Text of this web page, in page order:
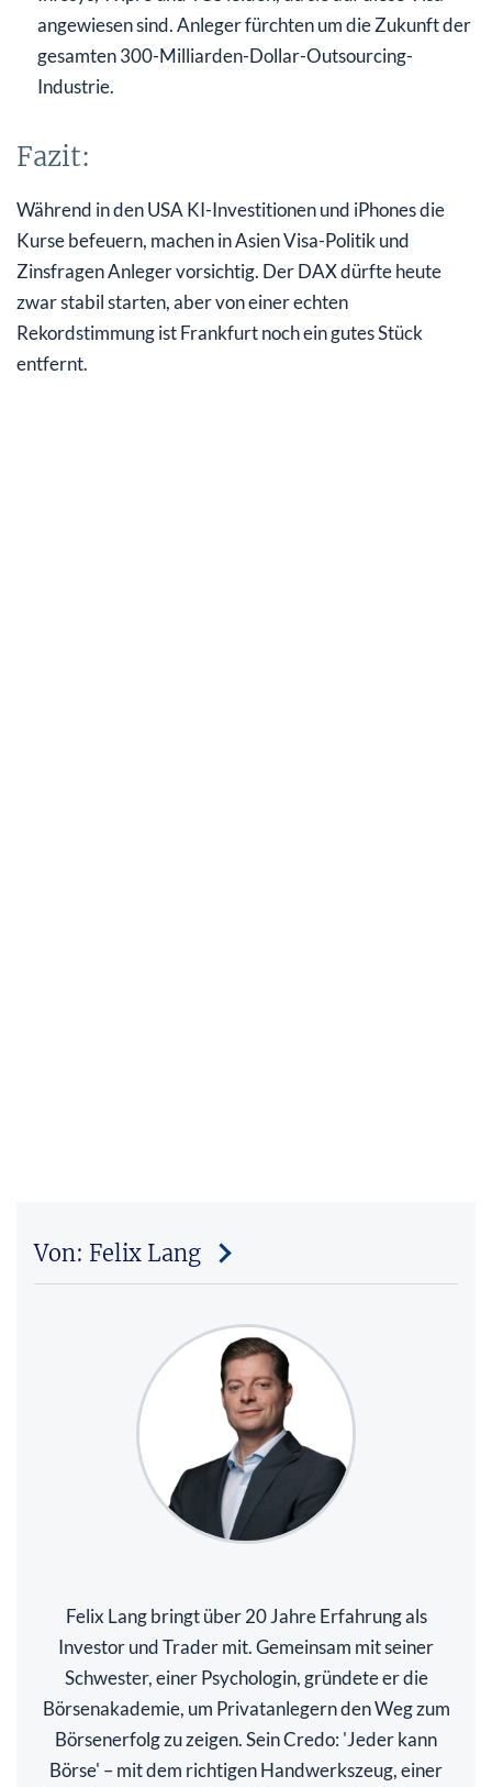
angewiesen sind. Anleger fürchten um die Zukunft der
gesamten 300-Milliarden-Dollar-Outsourcing-
Industrie.
Fazit:
Während in den USA KI-Investitionen und iPhones die
Kurse befeuern, machen in Asien Visa-Politik und
Zinsfragen Anleger vorsichtig. Der DAX dürfte heute
zwar stabil starten, aber von einer echten
Rekordstimmung ist Frankfurt noch ein gutes Stück
entfernt.
Von: Felix Lang
Felix Lang bringt über 20 Jahre Erfahrung als
Investor und Trader mit. Gemeinsam mit seiner
Schwester, einer Psychologin, gründete er die
Börsenakademie, um Privatanlegern den Weg zum
Börsenerfolg zu zeigen. Sein Credo: 'Jeder kann
Börse' – mit dem richtigen Handwerkszeug, einer